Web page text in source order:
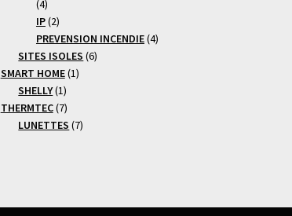
44
produits
IP 22
produits
PREVENSION INCENDIE 44
SITES ISOLES 66
SMART HOME 11
SHELLY 11
produit
THERMTEC 77
produits
LUNETTES 77